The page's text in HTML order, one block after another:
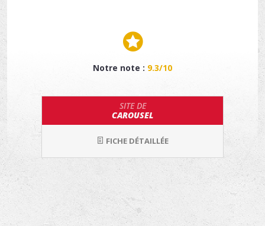
Notre note : 9.3/10
SITE DE
CAROUSEL
FICHE DÉTAILLÉE